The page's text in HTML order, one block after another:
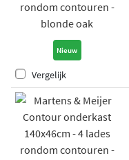
Nieuw
Vergelijk